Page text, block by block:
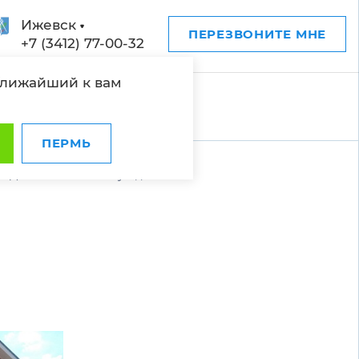
Ижевск
к вам
ПЕРМЬ
+7 (3412) 77-00-32
ПЕРЕЗВОНИТЕ МНЕ